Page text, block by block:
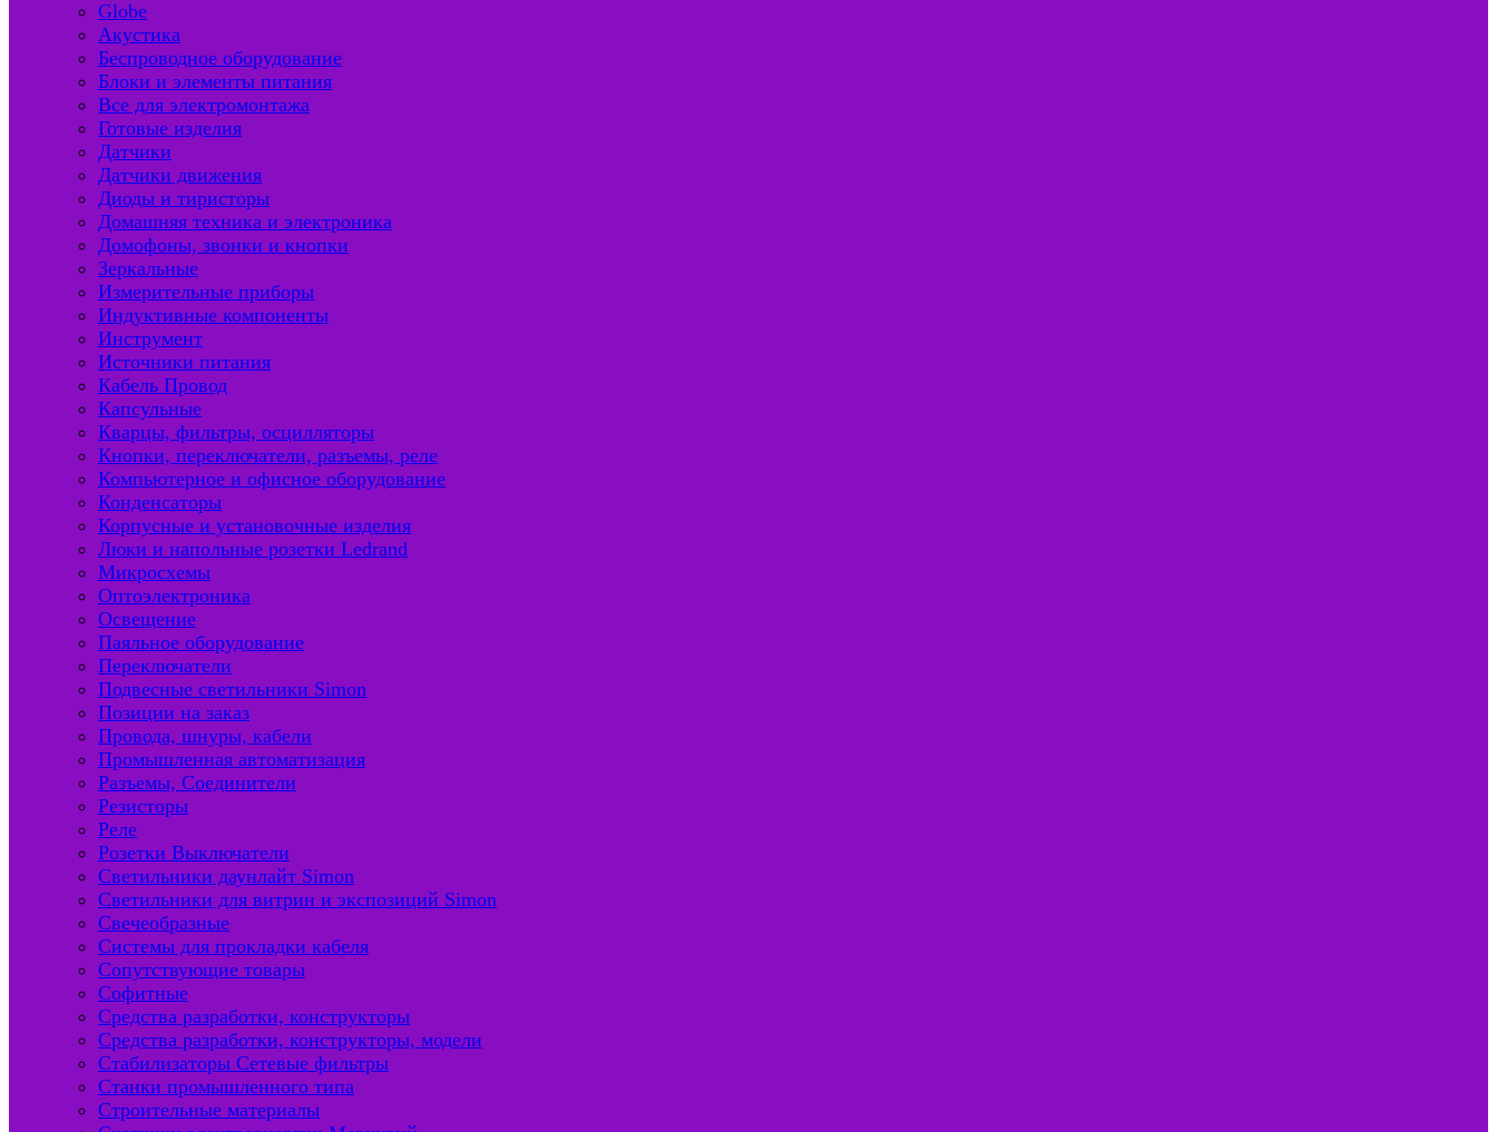
Globe
Акустика
Беспроводное оборудование
Блоки и элементы питания
Все для электромонтажа
Готовые изделия
Датчики
Датчики движения
Диоды и тиристоры
Домашняя техника и электроника
Домофоны, звонки и кнопки
Зеркальные
Измерительные приборы
Индуктивные компоненты
Инструмент
Источники питания
Кабель Провод
Капсульные
Кварцы, фильтры, осцилляторы
Кнопки, переключатели, разъемы, реле
Компьютерное и офисное оборудование
Конденсаторы
Корпусные и установочные изделия
Люки и напольные розетки Ledrand
Микросхемы
Оптоэлектроника
Освещение
Паяльное оборудование
Переключатели
Подвесные светильники Simon
Позиции на заказ
Провода, шнуры, кабели
Промышленная автоматизация
Разъемы, Соединители
Резисторы
Реле
Розетки Выключатели
Светильники даунлайт Simon
Светильники для витрин и экспозиций Simon
Свечеобразные
Системы для прокладки кабеля
Сопутствующие товары
Софитные
Средства разработки, конструкторы
Средства разработки, конструкторы, модели
Стабилизаторы Сетевые фильтры
Станки промышленного типа
Строительные материалы